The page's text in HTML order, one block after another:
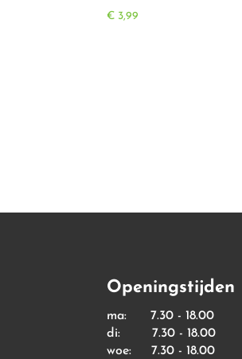
€ 3,99
Openingstijden
ma: 7.30 - 18.00
di: 7.30 - 18.00
woe: 7.30 - 18.00